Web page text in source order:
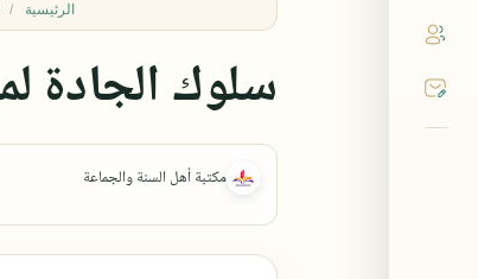
الرئيسية
سلوك الجادة